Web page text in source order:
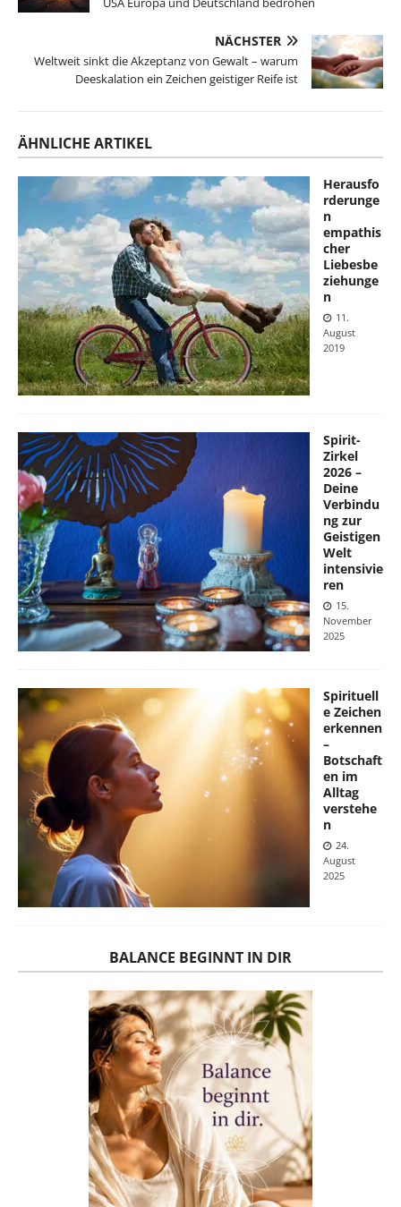
NÄCHSTER
Weltweit sinkt die Akzeptanz von Gewalt – warum
Deeskalation ein Zeichen geistiger Reife ist
ÄHNLICHE ARTIKEL
Herausfo
rderunge
n
empathis
cher
Liebesbe
ziehunge
n
11.
August
2019
Spirit-
Zirkel
2026 –
Deine
Verbindu
ng zur
Geistigen
Welt
intensivie
ren
15.
November
2025
Spirituell
e Zeichen
erkennen
–
Botschaft
en im
Alltag
verstehe
n
24.
August
2025
BALANCE BEGINNT IN DIR